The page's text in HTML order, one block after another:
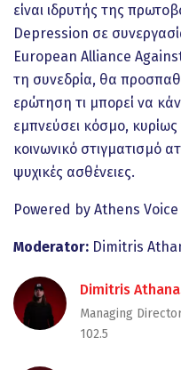
είναι ιδρυτής της
Depression σε
European Alliance
τη συνεδρία, θα
ερώτηση τι μπορεί να
εμπνεύσει κόσμο, κυρίως
κοινωνικό στιγματισμό
ψυχικές ασθένειες.
Powered by Athens Voice
Moderator: Dimitris
Dimitris
Managing
102.5